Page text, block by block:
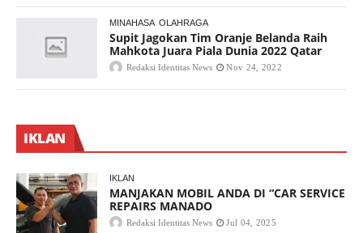
MINAHASA OLAHRAGA
Supit Jagokan Tim Oranje Belanda Raih
Mahkota Juara Piala Dunia 2022 Qatar
Redaksi Identitas News Nov 24, 2022
IKLAN
IKLAN
MANJAKAN MOBIL ANDA DI “CAR SERVICE
REPAIRS MANADO
Redaksi Identitas News Jul 04, 2025